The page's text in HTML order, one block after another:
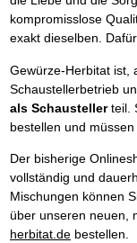
kompromisslose
exakt dieselben.
Gewürze-Herbitat ist,
Schaustellerbetrieb
als Schaustellerteil.
bestellen und
Der bisherige
vollständig und
Mischungen können
über unseren neuen,
herbitat.de bestellen.